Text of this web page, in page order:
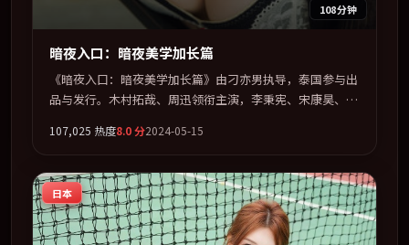
108分钟
暗夜入口：暗夜美学加长篇
《暗夜入口：暗夜美学加长篇》由刁亦男执导，泰国参与出
品与发行。木村拓哉、周迅领衔主演，李秉宪、宋康昊、孙
人的过去。全片以「科幻」类型为骨架，在叙事、表演与视
步亮相，2024 年度话题片中口碑稳健，适合喜欢强情节与
人物弧光的观众完整观看。
107,025 热度8.0分2024-05-15
日本